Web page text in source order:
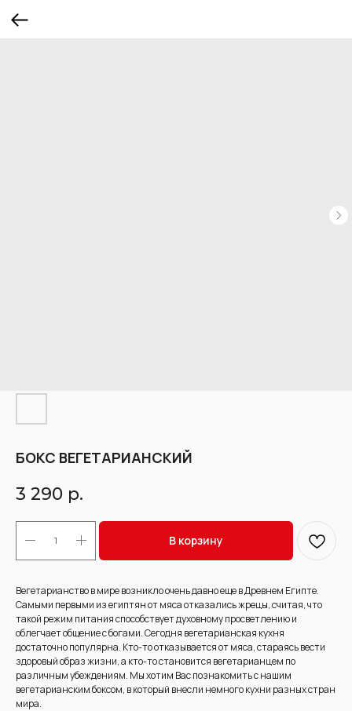
БОКС ВЕГЕТАРИАНСКИЙ
3 290 р.
В корзину
Вегетарианство в мире возникло очень давно еще в Древнем Египте.
Самыми первыми из египтян от мяса отказались жрецы, считая, что
такой режим питания способствует духовному просветлению и
облегчает общение с богами. Сегодня вегетарианская кухня
достаточно популярна. Кто-то отказывается от мяса, стараясь вести
здоровый образ жизни, а кто-то становится вегетарианцем по
различным убеждениям. Мы хотим Вас познакомить с нашим
вегетарианским боксом, в который внесли немного кухни разных стран
мира.